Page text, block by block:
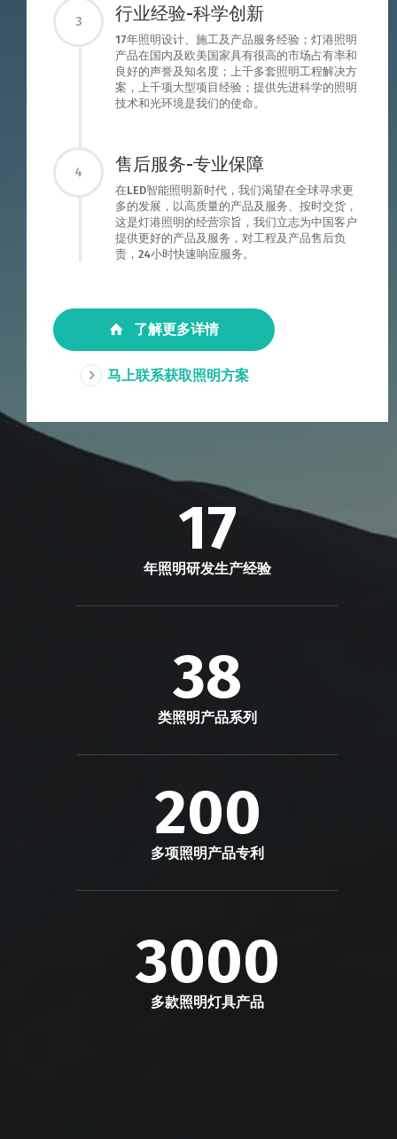
3 行业经验-科学创新
17年照明设计、施工及产品服务经验；灯港照明
产品在国内及欧美国家具有很高的市场占有率和
良好的声誉及知名度；上千多套照明工程解决方
案，上千项大型项目经验；提供先进科学的照明
技术和光环境是我们的使命。
4 售后服务-专业保障
在LED智能照明新时代，我们渴望在全球寻求更
多的发展，以高质量的产品及服务、按时交货，
这是灯港照明的经营宗旨，我们立志为中国客户
提供更好的产品及服务，对工程及产品售后负
责，24小时快速响应服务。
了解更多详情
马上联系获取照明方案
17
年照明研发生产经验
38
类照明产品系列
200
多项照明产品专利
3000
多款照明灯具产品